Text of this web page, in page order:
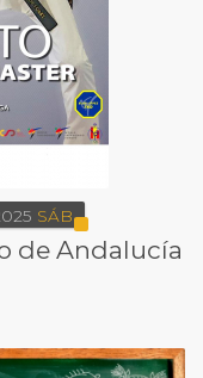
SÁB
de Andalucía